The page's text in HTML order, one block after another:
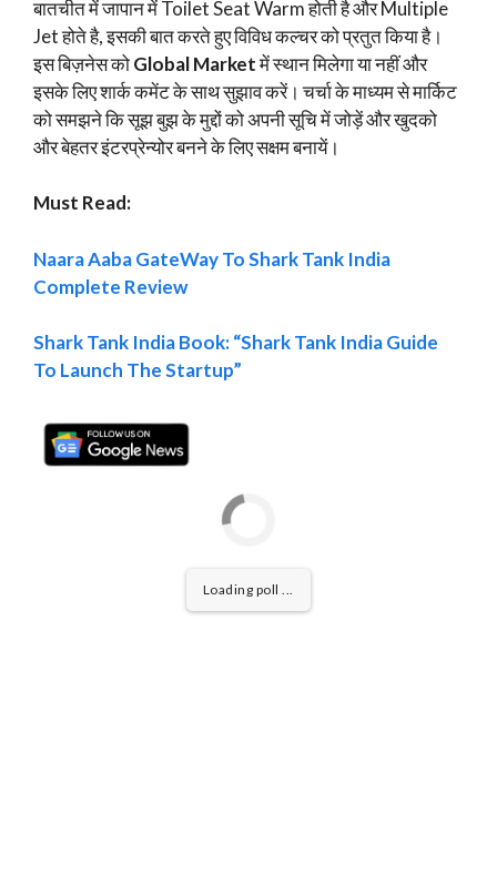
बातचीत में जापान में Toilet Seat Warm होती है और Multiple
Jet होते है, इसकी बात करते हुए विविध कल्चर को प्रतुत किया है।
इस बिज़नेस कोGlobal Marketमें स्थान मिलेगा या नहीं और
इसके लिए शार्क कमेंट के साथ सुझाव करें। चर्चा के माध्यम से मार्किट
को समझने कि सूझ बुझ के मुद्दों को अपनी सूचि में जोड़ें और खुदको
और बेहतर इंटरप्रेन्योर बनने के लिए सक्षम बनायें।
Must Read:
Naara Aaba GateWay To Shark Tank India
Complete Review
Shark Tank India Book: “Shark Tank India Guide
To Launch The Startup”
Loading poll ...